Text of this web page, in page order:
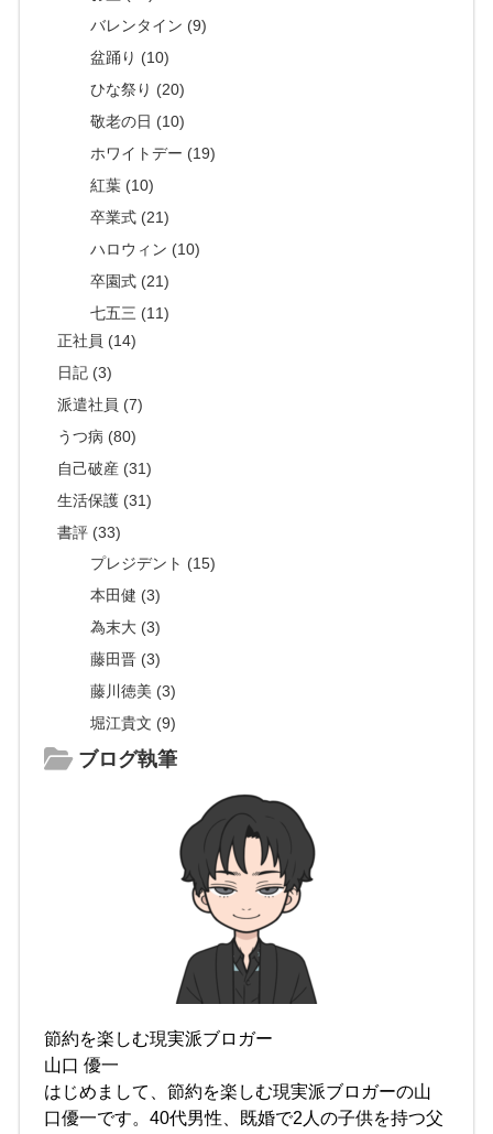
バレンタイン (9)
盆踊り (10)
ひな祭り (20)
敬老の日 (10)
ホワイトデー (19)
紅葉 (10)
卒業式 (21)
ハロウィン (10)
卒園式 (21)
七五三 (11)
正社員 (14)
日記 (3)
派遣社員 (7)
うつ病 (80)
自己破産 (31)
生活保護 (31)
書評 (33)
プレジデント (15)
本田健 (3)
為末大 (3)
藤田晋 (3)
藤川徳美 (3)
堀江貴文 (9)
ブログ執筆
節約を楽しむ現実派ブロガー
山口 優一
はじめまして、節約を楽しむ現実派ブロガーの山
口優一です。40代男性、既婚で2人の子供を持つ父